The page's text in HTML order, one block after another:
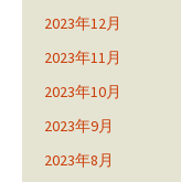
2023年12月
2023年11月
2023年10月
2023年9月
2023年8月